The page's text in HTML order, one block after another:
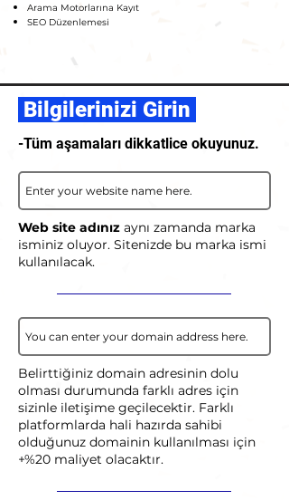
Arama Motorlarına Kayıt
SEO Düzenlemesi
Bilgilerinizi Girin
-Tüm aşamaları dikkatlice okuyunuz.
Web site adınız aynı zamanda marka
isminiz oluyor. Sitenizde bu marka ismi
kullanılacak.
Belirttiğiniz domain adresinin dolu
olması durumunda farklı adres için
sizinle iletişime geçilecektir. Farklı
platformlarda hali hazırda sahibi
olduğunuz domainin kullanılması için
+%20 maliyet olacaktır.